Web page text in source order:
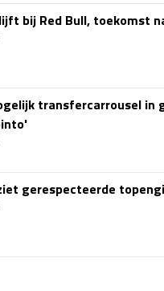
bij Red Bull, toekomst
transfercarrousel in
gerespecteerde